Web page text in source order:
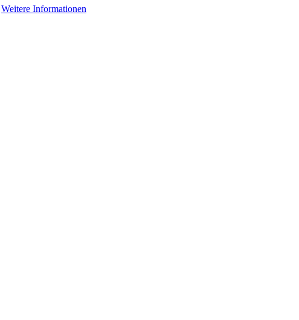
Weitere Informationen